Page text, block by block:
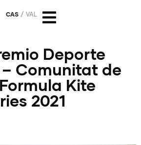
CAS VAL
Deporte
Comunitat de
Kite
2021